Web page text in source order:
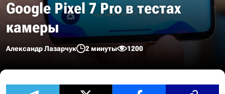
Google Pixel 7 Pro в тестах
камеры
Александр Лазарчук 2 минуты 1200